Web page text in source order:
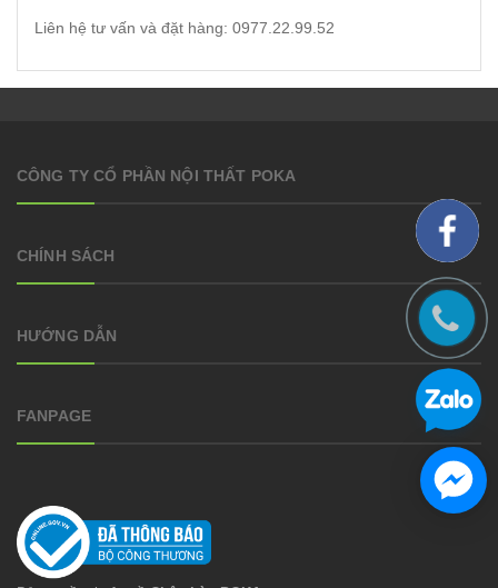
Liên hệ tư vấn và đặt hàng: 0977.22.99.52
CÔNG TY CỔ PHẦN NỘI THẤT POKA
CHÍNH SÁCH
HƯỚNG DẪN
FANPAGE